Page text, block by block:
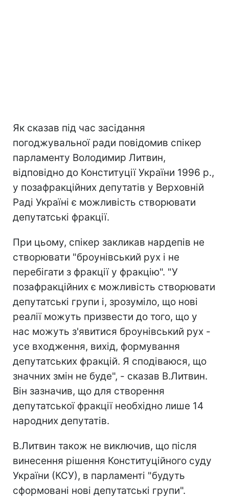
Як сказав під час засідання
погоджувальної ради повідомив спікер
парламенту Володимир Литвин,
відповідно до Конституції України 1996 р.,
у позафракційних депутатів у Верховній
Раді Україні є можливість створювати
депутатські фракції.
При цьому, спікер закликав нардепів не
створювати "броунівський рух і не
перебігати з фракції у фракцію". "У
позафракційних є можливість створювати
депутатські групи і, зрозуміло, що нові
реалії можуть призвести до того, що у
нас можуть з'явитися броунівський рух -
усе входження, вихід, формування
депутатських фракцій. Я сподіваюся, що
значних змін не буде", - сказав В.Литвин.
Він зазначив, що для створення
депутатської фракції необхідно лише 14
народних депутатів.
В.Литвин також не виключив, що після
винесення рішення Конституційного суду
України (КСУ), в парламенті "будуть
сформовані нові депутатські групи".